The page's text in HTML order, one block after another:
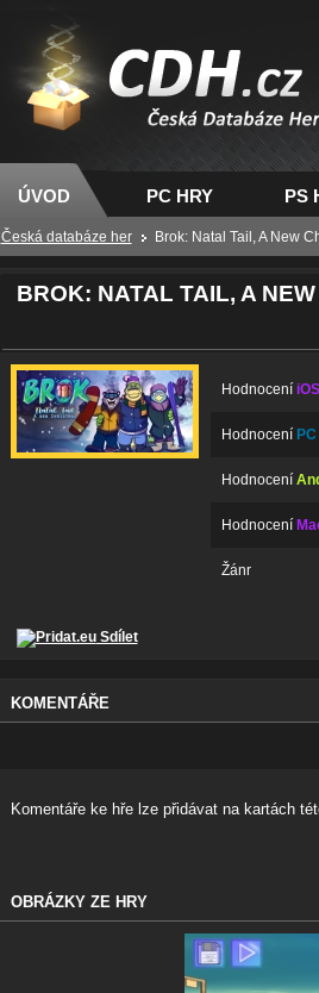
CDH.cz - hry na PC,
PS, XBOX - Česká
databáze her
ÚVOD PC HRY PS
Česká databáze her Brok: Natal Tail, A New
BROK: NATAL TAIL, A
Hodnocení iOS
Hodnocení PC
Hodnocení
Hodnocení
Žánr
Sdílet
KOMENTÁŘE
Komentáře ke hře lze přidávat na kartách
OBRÁZKY ZE HRY